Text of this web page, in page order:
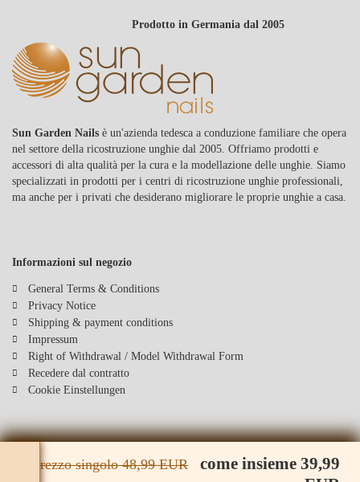
Prezzo singolo 48,99 EUR
come insieme 39,99
Prodotto in Germania dal 2005
Sun Garden Nails è un'azienda tedesca a conduzione familiare che opera
nel settore della ricostruzione unghie dal 2005. Offriamo prodotti e
accessori di alta qualità per la cura e la modellazione delle unghie. Siamo
specializzati in prodotti per i centri di ricostruzione unghie professionali,
ma anche per i privati che desiderano migliorare le proprie unghie a casa.
Informazioni sul negozio
General Terms & Conditions
Privacy Notice
Shipping & payment conditions
Impressum
Right of Withdrawal / Model Withdrawal Form
Recedere dal contratto
Cookie Einstellungen